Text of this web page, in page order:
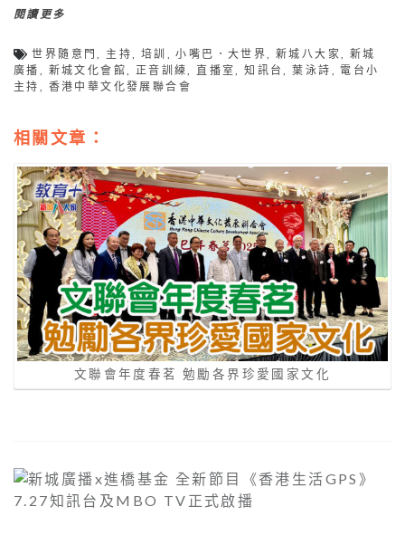
閱讀更多
世界隨意門, 主持, 培訓 ,小嘴巴．大世界,新城八大家, 新城
廣播 , 新城文化會館, 正音訓練, 直播室,知訊台,葉泳詩 ,電台小
主持 , 香港中華文化發展聯合會
相關文章：
文聯會年度春茗 勉勵各界珍愛國家文化